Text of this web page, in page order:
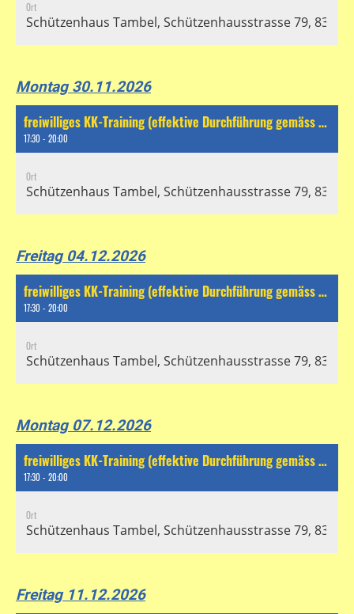
Ort
Schützenhaus Tambel, Schützenhausstrasse 79, 8304
Montag 30.11.2026
freiwilliges KK-Training (effektive Durchführung gemäss separatem Chat)
17:30 - 20:00
Ort
Schützenhaus Tambel, Schützenhausstrasse 79, 8304
Freitag 04.12.2026
freiwilliges KK-Training (effektive Durchführung gemäss separatem Chat)
17:30 - 20:00
Ort
Schützenhaus Tambel, Schützenhausstrasse 79, 8304
Montag 07.12.2026
freiwilliges KK-Training (effektive Durchführung gemäss separatem Chat)
17:30 - 20:00
Ort
Schützenhaus Tambel, Schützenhausstrasse 79, 8304
Freitag 11.12.2026